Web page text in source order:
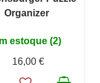
Organizer
estoque (2)
16,00 €